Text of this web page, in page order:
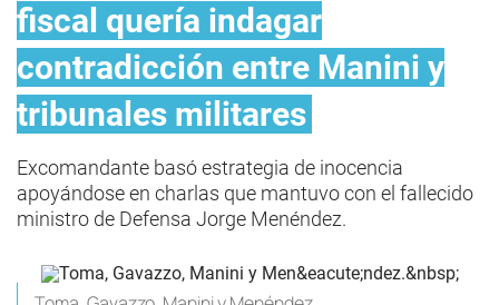
fiscal quería indagar
contradicción entre Manini y
tribunales militares
Excomandante basó estrategia de inocencia
apoyándose en charlas que mantuvo con el fallecido
ministro de Defensa Jorge Menéndez.